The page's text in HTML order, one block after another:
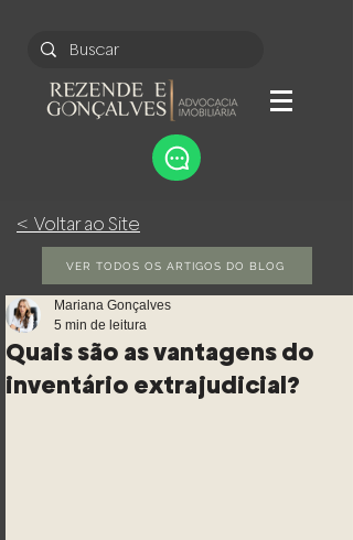
< Voltar ao Site
VER TODOS OS ARTIGOS DO BLOG
Quais são as vantagens do
inventário extrajudicial?
Mariana Gonçalves
5 min de leitura